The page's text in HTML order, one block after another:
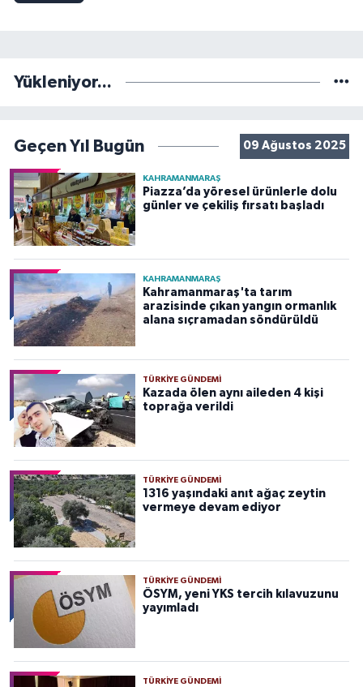
Yükleniyor...
Geçen Yıl Bugün 09 Ağustos 2025
KAHRAMANMARAŞ
Piazza’da yöresel ürünlerle dolu
günler ve çekiliş fırsatı başladı
KAHRAMANMARAŞ
Kahramanmaraş'ta tarım
arazisinde çıkan yangın ormanlık
alana sıçramadan söndürüldü
TÜRKIYE GÜNDEMI
Kazada ölen aynı aileden 4 kişi
toprağa verildi
TÜRKIYE GÜNDEMI
1316 yaşındaki anıt ağaç zeytin
vermeye devam ediyor
TÜRKIYE GÜNDEMI
ÖSYM, yeni YKS tercih kılavuzunu
yayımladı
TÜRKIYE GÜNDEMI